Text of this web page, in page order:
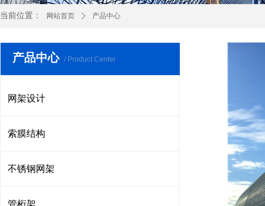
网站首页 ꄲ 产品中心
当前位置：
产品中心 / Product Center
网架设计
索膜结构
不锈钢网架
管桁架